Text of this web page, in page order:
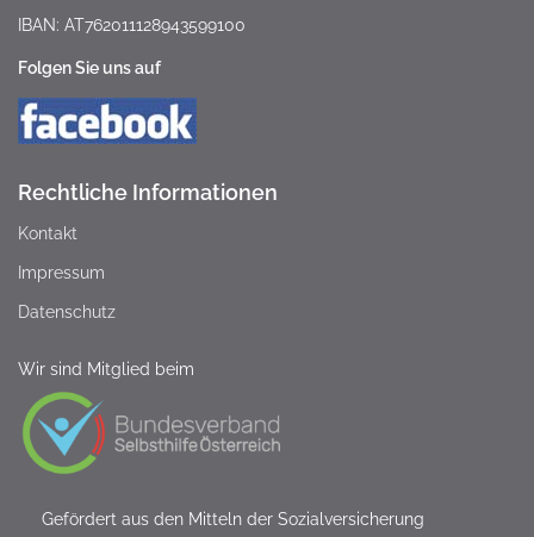
IBAN: AT762011128943599100
Folgen Sie uns auf
Rechtliche Informationen
Kontakt
Impressum
Datenschutz
Wir sind Mitglied beim
Gefördert aus den Mitteln der Sozialversicherung